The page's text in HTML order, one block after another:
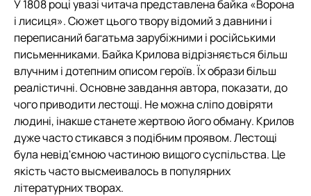
У 1808 році увазі читача представлена байка «Ворона
і лисиця». Сюжет цього твору відомий з давнини і
переписаний багатьма зарубіжними і російськими
письменниками. Байка Крилова відрізняється більш
влучним і дотепним описом героїв. Їх образи більш
реалістичні. Основне завдання автора, показати, до
чого приводити лестощі. Не можна сліпо довіряти
людині, інакше станете жертвою його обману. Крилов
дуже часто стикався з подібним проявом. Лестощі
була невід'ємною частиною вищого суспільства. Це
якість часто высмеивалось в популярних
літературних творах.